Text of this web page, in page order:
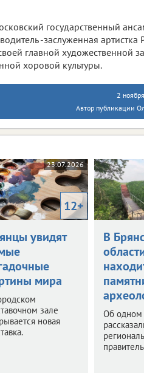
государственный
-заслуженная артистка
главной художественной
хоровой культуры.
2
Автор публикации
23.07.2026
12+
увидят
мира
зале
новая
В
Об одном